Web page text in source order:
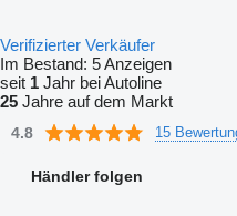
Verifizierter Verkäufer
Im Bestand: 5 Anzeigen
seit 1 Jahr bei Autoline
25 Jahre auf dem Markt
4.8 15
Händler folgen